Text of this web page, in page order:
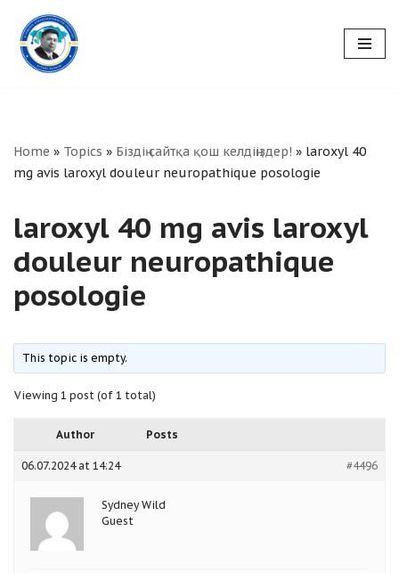
Skip
to
Home » Topics » Біздің сайтқа қош келдіңіздер! » laroxyl 40
mg avis laroxyl douleur neuropathique posologie
laroxyl 40 mg avis laroxyl
douleur neuropathique
posologie
This topic is empty.
Viewing 1 post (of 1 total)
Author Posts
06.07.2024 at 14:24 #4496
Sydney Wild
Guest